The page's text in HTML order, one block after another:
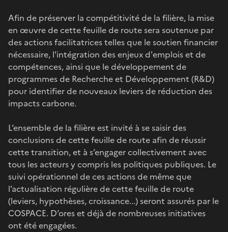
Afin de préserver la compétitivité de la filière, la mise
en œuvre de cette feuille de route sera soutenue par
des actions facilitatrices telles que le soutien financier
nécessaire, l'intégration des enjeux d'emplois et de
compétences, ainsi que le développement de
programmes de Recherche et Développement (R&D)
pour identifier de nouveaux leviers de réduction des
impacts carbone.
L’ensemble de la filière est invité à se saisir des
conclusions de cette feuille de route afin de réussir
cette transition, et à s’engager collectivement avec
tous les acteurs y compris les politiques publiques. Le
suivi opérationnel de ces actions de même que
l’actualisation régulière de cette feuille de route
(leviers, hypothèses, croissance...) seront assurés par le
COSPACE. D’ores et déjà de nombreuses initiatives
ont été engagées.